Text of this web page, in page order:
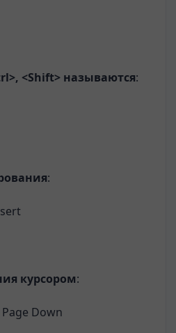
>, <Shift> называются:
:
курсором:
Down